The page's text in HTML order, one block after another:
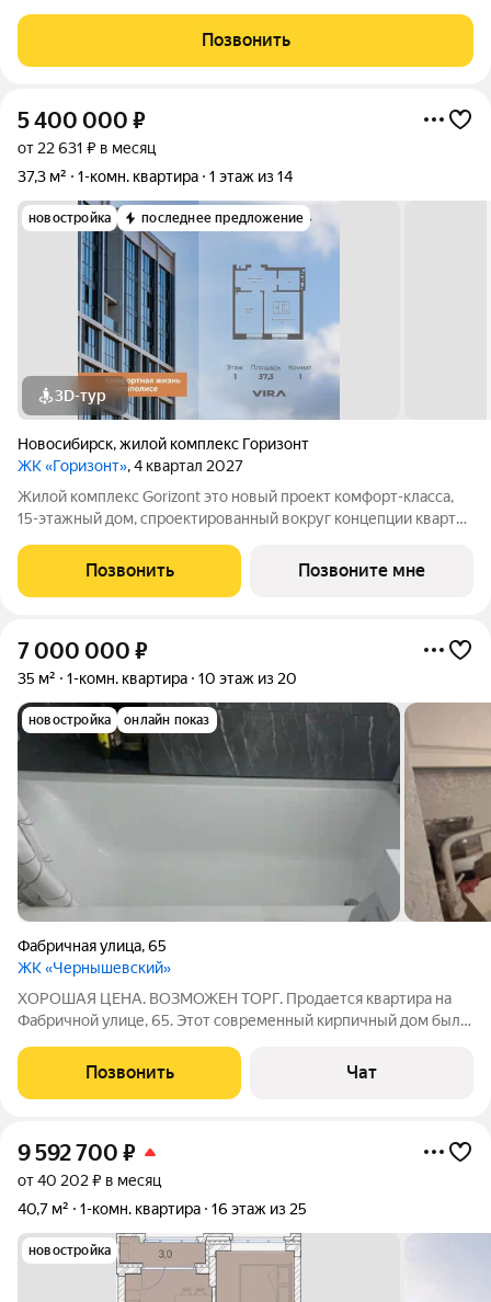
СЕМЕЙНАЯ, IT ипотека. Квартира с чистовой отделкой ( стены-
штукатурка ,полы ровные
Позвонить
5 400 000 ₽
от 22 631 ₽ в месяц
37,3 м²
1-комн. квартира 1 этаж из 14
новостройка последнее предложение
3D-тур
Новосибирск,жилой комплекс Горизонт
ЖК «Горизонт», 4 квартал 2027
Жилой комплекс Gorizont это новый проект комфорт-класса,
15-этажный дом, спроектированный вокруг концепции квартир
экспертами компании исходя из сценариев будущего
использования целевой
Позвонить Позвоните мне
7 000 000 ₽
35 м² 1-комн. квартира 10 этаж из 20
новостройка онлайн показ
Фабричная улица,65
ЖК «Чернышевский»
ХОРОШАЯ ЦЕНА. ВОЗМОЖЕН ТОРГ. Продается квартира на
Фабричной улице, 65. Этот современный кирпичный дом был
быстроразвивающемся районе. Квартира расположена на
десятом этаже 20-этажного здания
Позвонить Чат
9 592 700 ₽
от 40 202 ₽ в месяц
40,7 м²
1-комн. квартира 16 этаж из 25
новостройка